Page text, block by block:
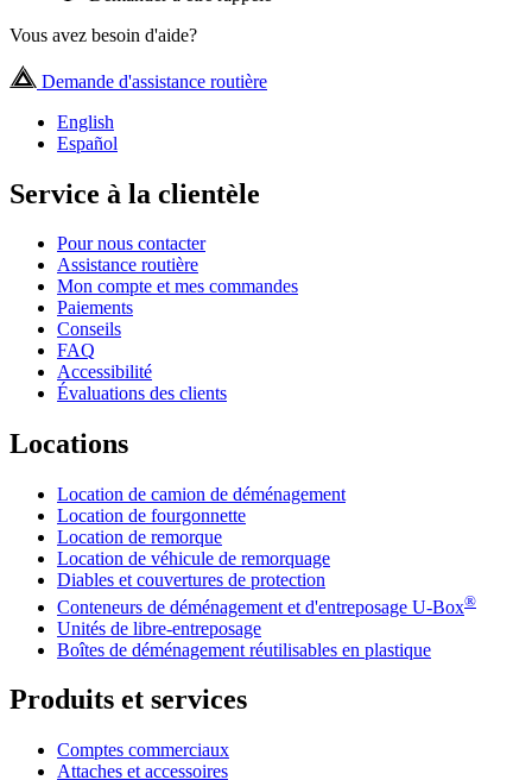
Vous avez besoin d'aide?
Demande d'assistance routière
English
Español
Service à la clientèle
Pour nous contacter
Assistance routière
Mon compte et mes commandes
Paiements
Conseils
FAQ
Accessibilité
Évaluations des clients
Locations
Location de camion de déménagement
Location de fourgonnette
Location de remorque
Location de véhicule de remorquage
Diables et couvertures de protection
Conteneurs de déménagement et d'entreposage U-Box®
Unités de libre-entreposage
Boîtes de déménagement réutilisables en plastique
Produits et services
Comptes commerciaux
Attaches et accessoires